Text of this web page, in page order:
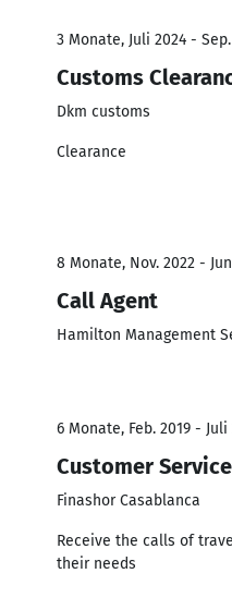
3 Monate, Juli 2024 -
Customs
Dkm customs
Clearance
8 Monate, Nov. 2022 -
Call Agent
Hamilton Management
6 Monate, Feb. 2019 - Juli
Customer
Finashor Casablanca
Receive the calls of
their needs